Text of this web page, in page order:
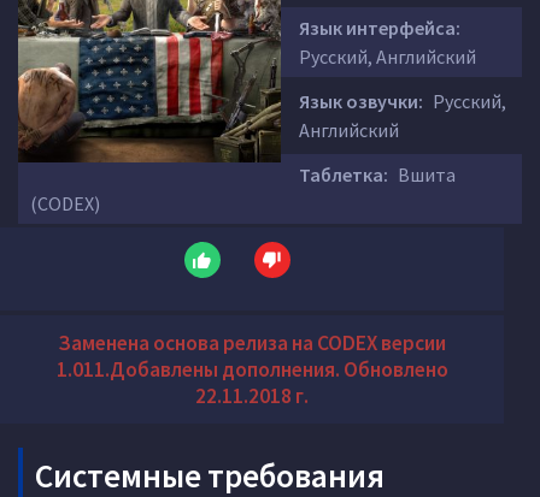
Язык интерфейса:
Русский, Английский
Язык озвучки: Русский,
Английский
Таблетка: Вшита
(CODEX)
Заменена основа релиза на CODEX версии
1.011.Добавлены дополнения. Обновлено
22.11.2018 г.
Системные требования